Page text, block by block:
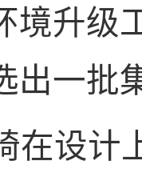
境升级
出一批
在设计